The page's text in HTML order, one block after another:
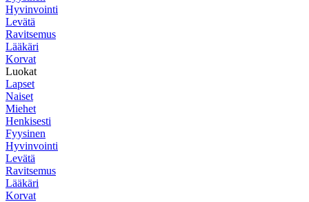
Hyvinvointi
Levätä
Ravitsemus
Lääkäri
Korvat
Luokat
Lapset
Naiset
Miehet
Henkisesti
Fyysinen
Hyvinvointi
Levätä
Ravitsemus
Lääkäri
Korvat